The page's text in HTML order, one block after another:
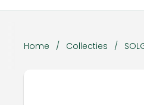
Home / Collecties /